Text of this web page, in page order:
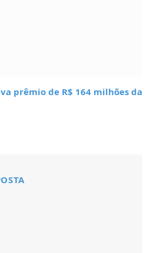
prêmio de R$ 164 milhões da